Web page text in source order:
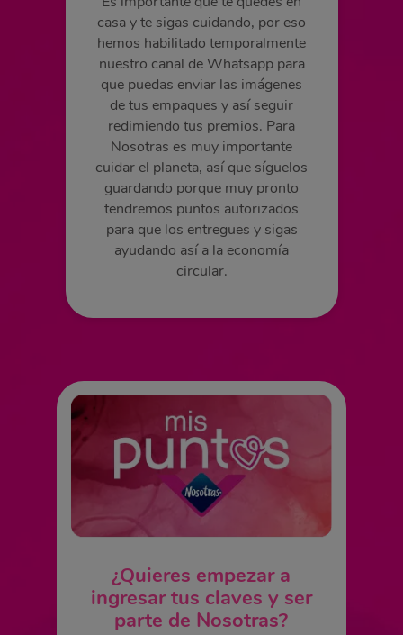
casa y te sigas cuidando, por eso
hemos habilitado temporalmente
nuestro canal de Whatsapp para
que puedas enviar las imágenes
de tus empaques y así seguir
redimiendo tus premios. Para
Nosotras es muy importante
cuidar el planeta, así que síguelos
guardando porque muy pronto
tendremos puntos autorizados
para que los entregues y sigas
ayudando así a la economía
circular.
¿Quieres empezar a
ingresar tus claves y ser
parte de Nosotras?